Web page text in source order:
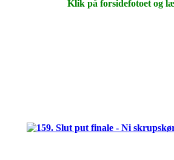
Klik på forsidefotoet og